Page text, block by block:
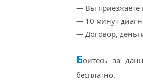
— Вы приезжаете
— 10 минут
— Договор,
Боитесь за
бесплатно.